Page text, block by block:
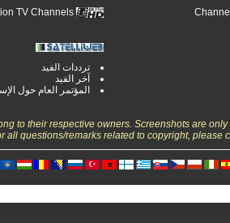
Ultra High Definition TV Channels
ترددات الفيد
آخر الفيد
المؤتمر العام حول
to their respective owners. Screenshots are
questions/remarks related to copyright, please